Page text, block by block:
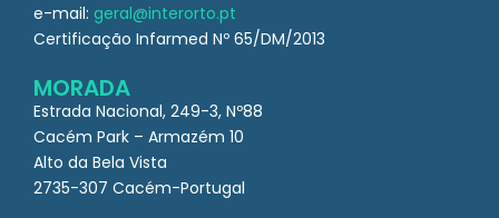
e-mail: geral@interorto.pt
Certificação Infarmed Nº 65/DM/2013
MORADA
Estrada Nacional, 249-3, Nº88
Cacém Park – Armazém 10
Alto da Bela Vista
2735-307 Cacém-Portugal